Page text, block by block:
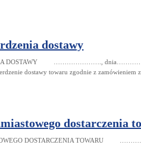
dostawy
DOSTAWY ………………….,
dostawy towaru zgodnie z
dostarczenia
DOSTARCZENIA